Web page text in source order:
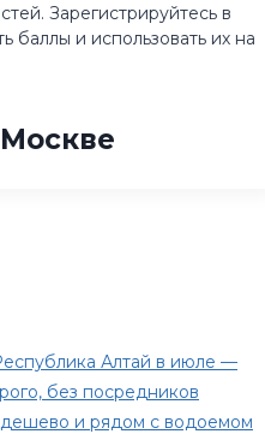
Зарегистрируйтесь в
баллы и использовать их на
Алтай в июле —
без посредников
и рядом с водоемом